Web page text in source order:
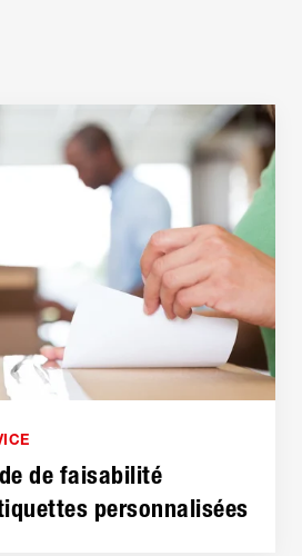
de faisabilité
personnalisées